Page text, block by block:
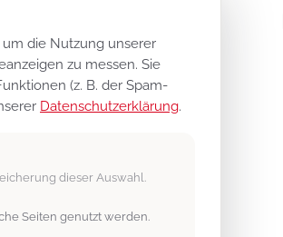
Datenschutz-Einstellungen
Vertragsbedingungen
Newsletter
die Nutzung unserer
zu messen. Sie
(z. B. der Spam-
Datenschutzerklärung.
dieser Auswahl.
Seiten genutzt werden.